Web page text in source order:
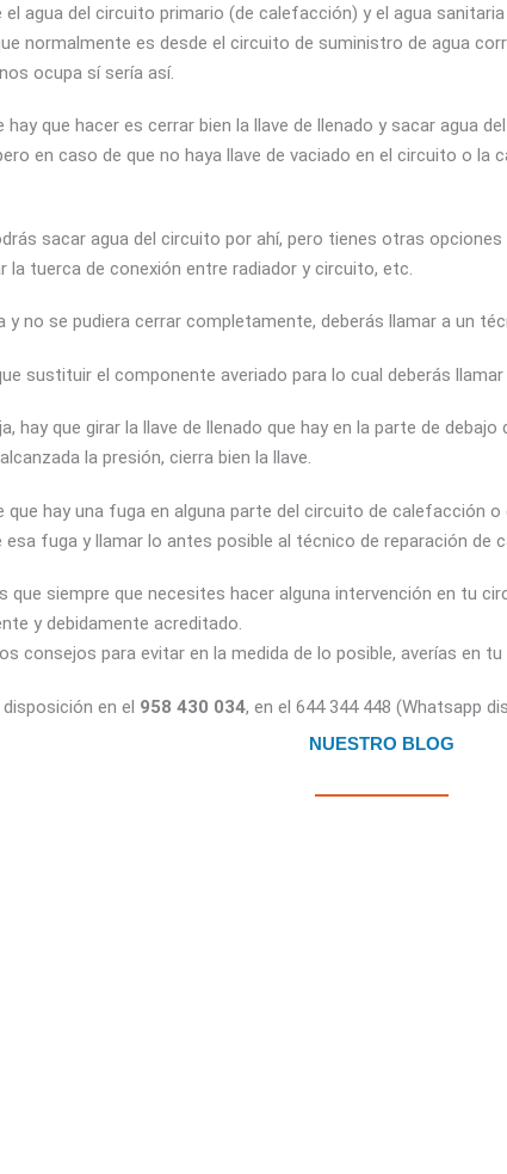
agua del circuito primario (de calefacción) y el agua
normalmente es desde el circuito de suministro de agua
ocupa sí sería así.
que hacer es cerrar bien la llave de llenado y sacar agua
en caso de que no haya llave de vaciado en el circuito o la
sacar agua del circuito por ahí, pero tienes otras
la tuerca de conexión entre radiador y circuito, etc.
y no se pudiera cerrar completamente, deberás llamar a un
sustituir el componente averiado para lo cual deberás llamar
hay que girar la llave de llenado que hay en la parte de
la presión, cierra bien la llave.
que hay una fuga en alguna parte del circuito de calefacción
fuga y llamar lo antes posible al técnico de reparación de
que siempre que necesites hacer alguna intervención en tu
y debidamente acreditado.
consejos para evitar en la medida de lo posible, averías en
en el 958 430 034, en el 644 344 448 (Whatsapp
NUESTRO BLOG